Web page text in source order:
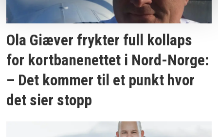
Ola Giæver frykter full kollaps
for kortbanenettet i Nord-Norge:
– Det kommer til et punkt hvor
det sier stopp